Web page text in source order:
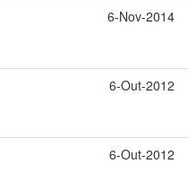
6-Nov-2014
6-Out-2012
6-Out-2012